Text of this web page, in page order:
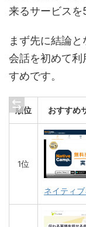
来るサービスを
まず先に結論
会話を初めて
すめです。
順位 おすすめ
1位
ネイティ